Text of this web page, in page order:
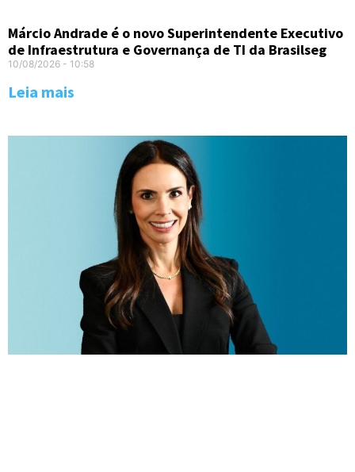
Márcio Andrade é o novo Superintendente Executivo
de Infraestrutura e Governança de TI da Brasilseg
10/08/2026 10:58
Leia mais